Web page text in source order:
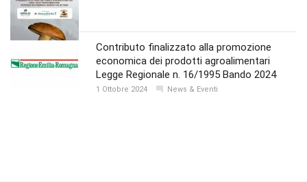
Contributo finalizzato alla promozione
economica dei prodotti agroalimentari
Legge Regionale n. 16/1995 Bando 2024
1 Ottobre 2024 News & Eventi